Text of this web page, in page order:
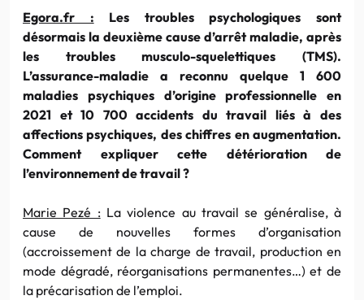
Egora.fr : Les troubles psychologiques sont
désormais la deuxième cause d’arrêt maladie, après
les troubles musculo-squelettiques (TMS).
L’assurance-maladie a reconnu quelque 1 600
maladies psychiques d’origine professionnelle en
2021 et 10 700 accidents du travail liés à des
affections psychiques, des chiffres en augmentation.
Comment expliquer cette détérioration de
l’environnement de travail ?
Marie Pezé :La violence au travail se généralise, à
cause de nouvelles formes d’organisation
(accroissement de la charge de travail, production en
mode dégradé, réorganisations permanentes…) et de
la précarisation de l’emploi.